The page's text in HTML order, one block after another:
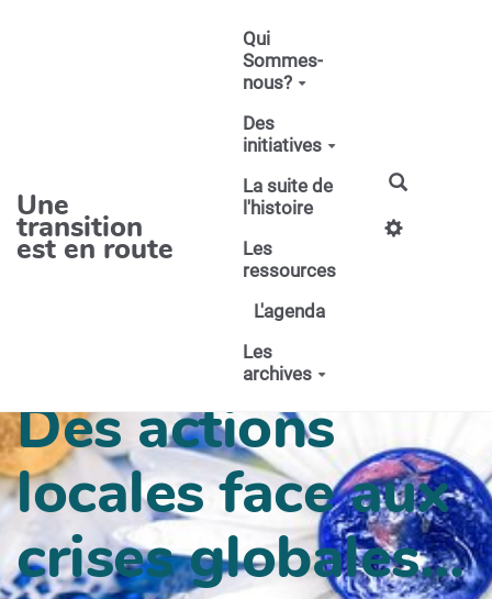
Une
transition
est en route
Qui
Sommes-
nous?
Des
initiatives
La suite de
l'histoire
Les
ressources
L'agenda
Les
archives
Des actions
locales face aux
crises globales...